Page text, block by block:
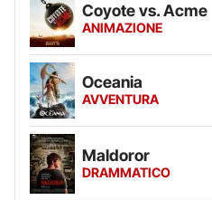
Coyote vs. Acme
ANIMAZIONE
Oceania
AVVENTURA
Maldoror
DRAMMATICO